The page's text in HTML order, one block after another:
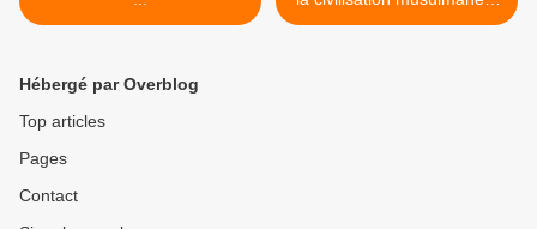
apporté à l'occident, Mr
Hébergé par Overblog
Top articles
Pages
Contact